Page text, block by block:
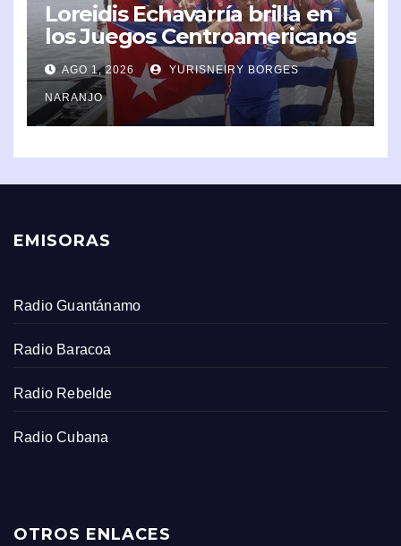
Loreidis Echavarría brilla en
los Juegos Centroamericanos
y del Caribe 2026
AGO 1, 2026 YURISNEIRY BORGES
NARANJO
EMISORAS
Radio Guantánamo
Radio Baracoa
Radio Rebelde
Radio Cubana
OTROS ENLACES